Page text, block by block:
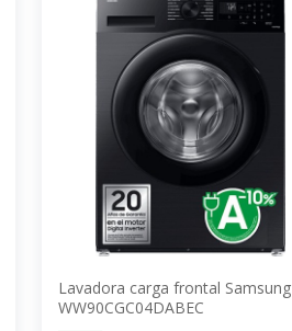
Lavadora carga frontal Samsung
WW90CGC04DABEC